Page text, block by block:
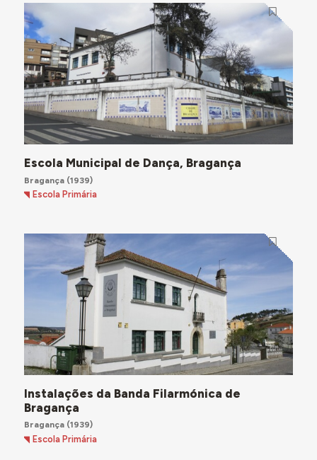
Escola Municipal de Dança, Bragança
Bragança(1939)
Escola Primária
Instalações da Banda Filarmónica de
Bragança
Bragança(1939)
Escola Primária